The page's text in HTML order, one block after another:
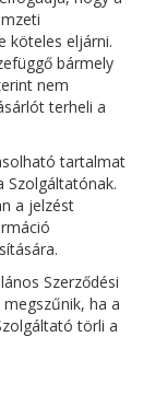
köteles eljárni.
bármely
nem
terheli a
tartalmat
Szolgáltatónak.
a jelzést
Szerződési
ha a
törli a